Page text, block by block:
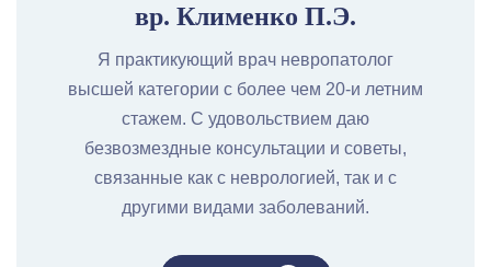
вр. Клименко П.Э.
Я практикующий врач невропатолог
высшей категории с более чем 20-и летним
стажем. С удовольствием даю
безвозмездные консультации и советы,
связанные как с неврологией, так и с
другими видами заболеваний.